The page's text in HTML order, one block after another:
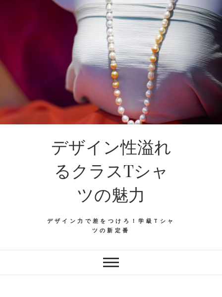
デザイン性溢れ
るクラスTシャ
ツの魅力
デザイン力で差をつけろ！学級Tシャ
ツの新定番